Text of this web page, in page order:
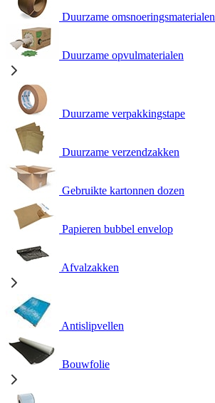
Duurzame omsnoeringsmaterialen
Duurzame opvulmaterialen
Duurzame verpakkingstape
Duurzame verzendzakken
Gebruikte kartonnen dozen
Papieren bubbel envelop
Afvalzakken
Antislipvellen
Bouwfolie